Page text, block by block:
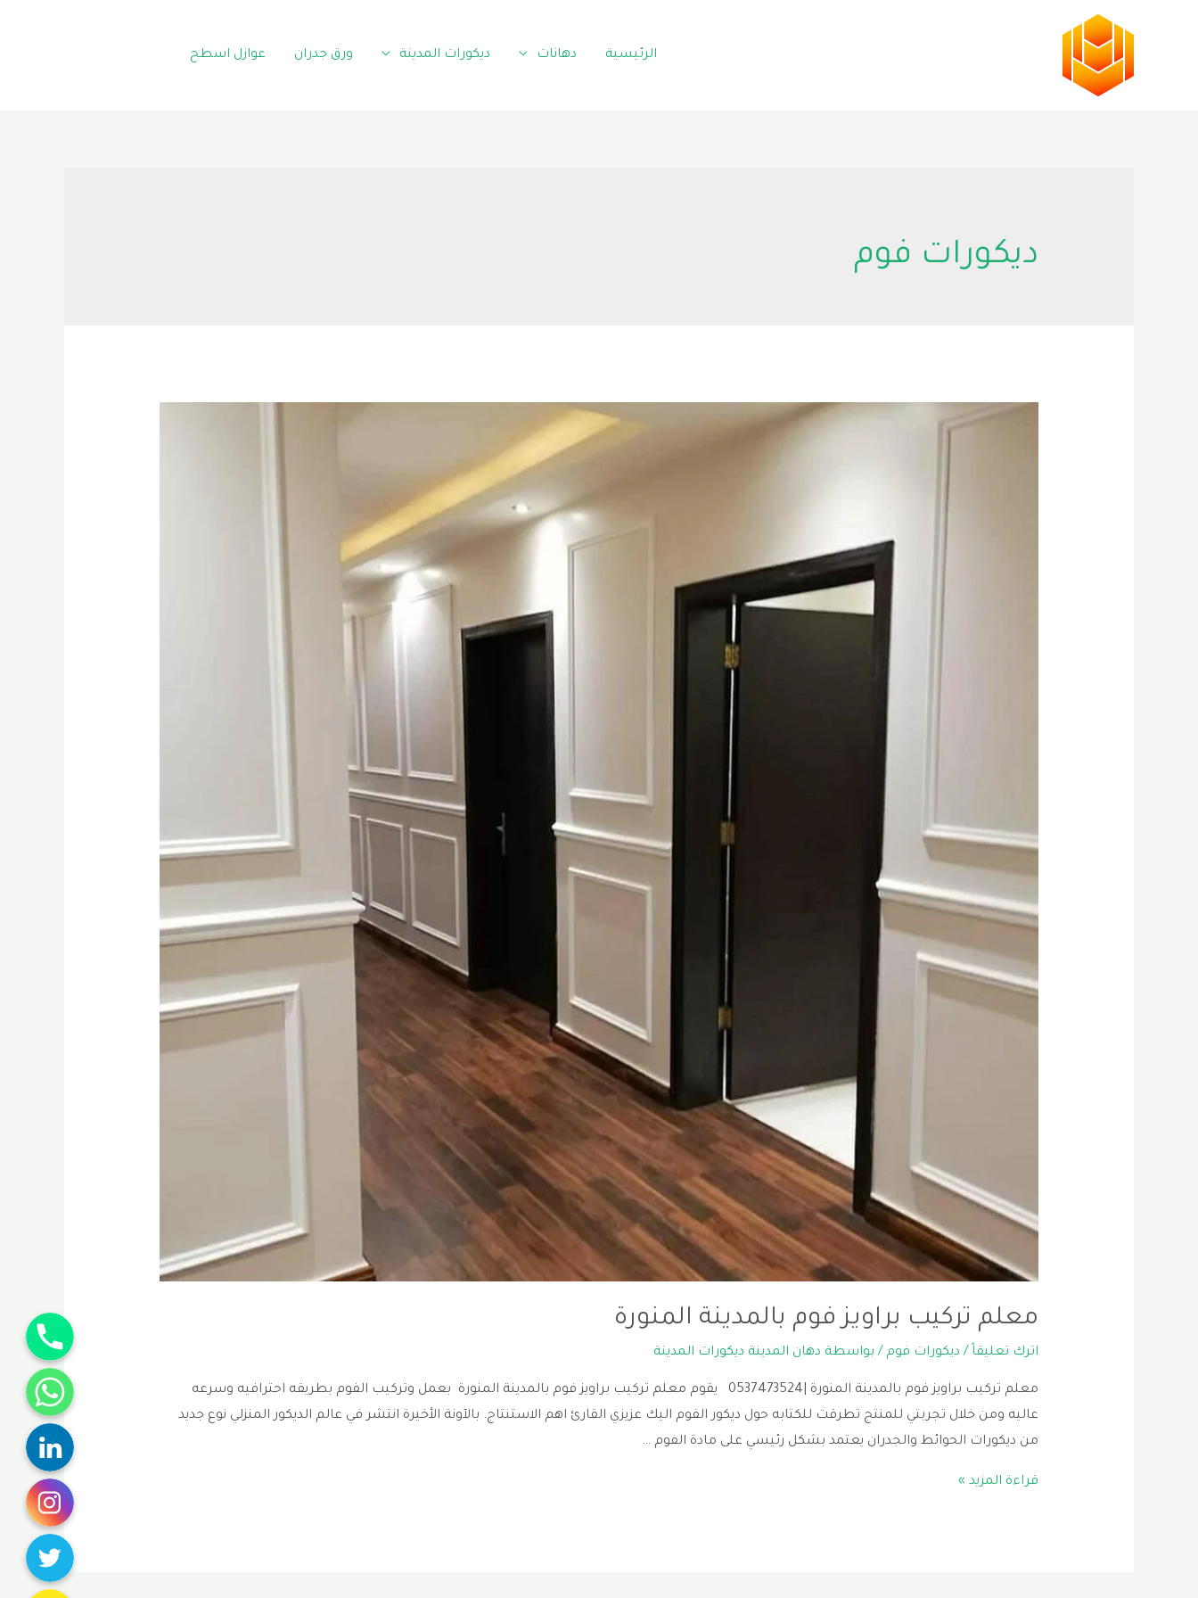
الرئيسية دهانات ديكورات المدينة ورق جدران عوازل اسطح
ديكورات فوم
معلم تركيب براويز فوم بالمدينة المنورة
اترك تعليقاً / ديكورات فوم / بواسطة دهان المدينة ديكورات المدينة
معلم تركيب براويز فوم بالمدينة المنورة |0537473524 يقوم معلم تركيب براويز فوم بالمدينة المنورة بعمل وتركيب الفوم بطريقه احترافيه وسرعه
عاليه ومن خلال تجربتي للمنتج تطرقت للكتابه حول ديكور الفوم اليك عزيزي القارئ اهم الاستنتاج. بالآونة الأخيرة انتشر في عالم الديكور المنزلي نوع جديد
من ديكورات الحوائط والجدران يعتمد بشكل رئيسي على مادة الفوم …
معلم
قراءة المزيد »
Phone
WhatsApp
Linkedin
Instagram
Twitter
Snapchat